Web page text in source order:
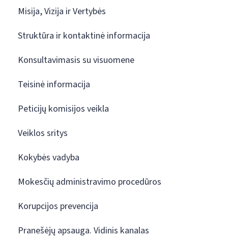
Misija, Vizija ir Vertybės
Struktūra ir kontaktinė informacija
Konsultavimasis su visuomene
Teisinė informacija
Peticijų komisijos veikla
Veiklos sritys
Kokybės vadyba
Mokesčių administravimo procedūros
Korupcijos prevencija
Pranešėjų apsauga. Vidinis kanalas